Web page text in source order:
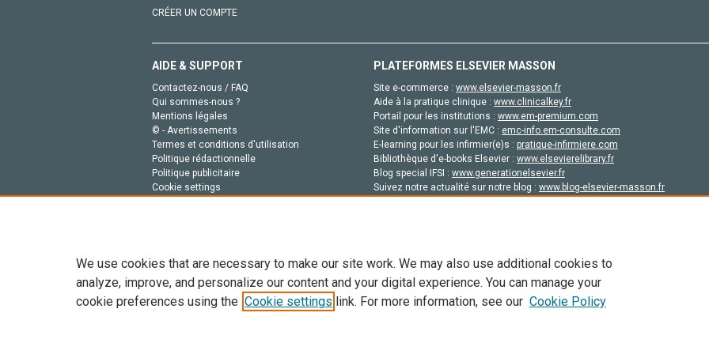
CRÉER UN COMPTE
AIDE & SUPPORT
Contactez-nous / FAQ
Qui sommes-nous ?
Mentions légales
© - Avertissements
Termes et conditions d'utilisation
Politique rédactionnelle
Politique publicitaire
Cookie settings
PLATEFORMES ELSEVIER MASSON
Site e-commerce : www.elsevier-masson.fr
Aide à la pratique clinique : www.clinicalkey.fr
Portail pour les institutions : www.em-premium.com
Site d'information sur l'EMC : emc-info.em-consulte.com
E-learning pour les infirmier(e)s : pratique-infirmiere.com
Bibliothèque d'e-books Elsevier : www.elsevierelibrary.fr
Blog special IFSI : www.generationelsevier.fr
Suivez notre actualité sur notre blog : www.blog-elsevier-masson.fr
Tout le contenu de ce site: Copyright © 2026 Elsevier, ses concédants de licence et ses contributeurs. Tout les droits sont réservés,
de données, a la formation en IA et aux technologies similaires. Pour tout contenu en libre accès, les conditions de licence
We use cookies that are necessary to make our site work. We may also use additional cookies to
analyze, improve, and personalize our content and your digital experience. You can manage your
cookie preferences using the Cookie settings link. For more information, see our Cookie Policy